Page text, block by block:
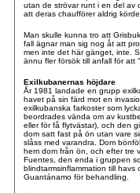
utan de strövar runt i en del av
att deras chaufförer aldrig
Man skulle kunna tro att
fall ägnar man sig nog åt att
men inte det här gänget, inte.
ännu fler försök till anfall för att
Exilkubanernas höjdare
År 1981 landade en grupp
havet på sin färd mot en
exilkubanska farkoster som
beordrades vända om av
eller för få flytvästar), och den
dom satt fast på ön utan vare
slåss med varandra. Dom
hem dom från ön, och efter tre
Fuentes, den enda i gruppen
blindtarmsinflammation till
Guantánamo för behandling.